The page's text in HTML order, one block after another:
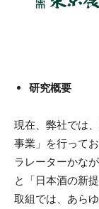
研究概要
現在、弊社では
事業」を行って
ラレーターかな
と「日本酒の新
取組では、あら